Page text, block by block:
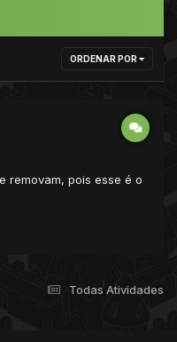
ORDENAR POR
removam, pois esse é o
Todas Atividades